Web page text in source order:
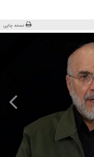
نسخه چاپی